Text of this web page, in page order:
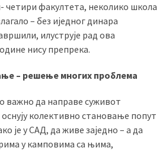
четири факултета, неколико школа
– без иједног динара
илуструје рад ова
нису препрека.
– решење многих проблема
важно да направе суживот
колективно становање попут
је у САД, да живе заједно – а да
у камповима са њима,